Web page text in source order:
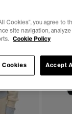
Cookies”, you agree to
site navigation,
Cookie Policy
Accept
Cookies